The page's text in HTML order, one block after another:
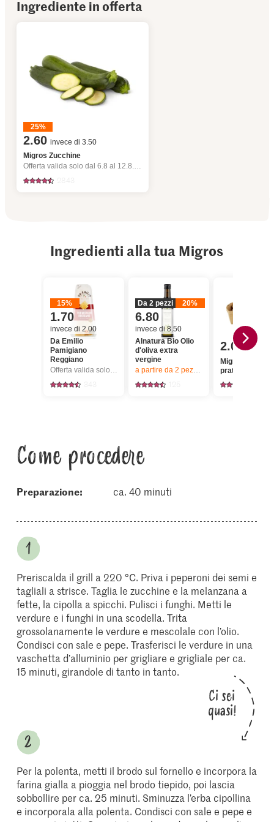
Ingrediente in offerta
25%
2.60 invece di 3.50
Migros Zucchine
Offerta valida solo dal 6.8 al 12.8.2026, fino a esaurimento dello stock.
Ingredienti alla tua Migros
15%
1.70
invece di 2.00
Da Emilio
Pamigiano
Reggiano
Offerta valida solo dal 6.8 al 12.8.2026, fino a esaurimento dello stock.
Da 2 pezzi 20%
6.80
invece di 8.50
Alnatura Bio Olio
d'oliva extra
vergine
a partire da 2 pezzi, Offerta valida solo
2.00
Migros Funghi
prataioli
Come procedere
Preparazione: ca. 40 minuti
Preriscalda il grill a 220 °C. Priva i peperoni dei semi e
tagliali a strisce. Taglia le zucchine e la melanzana a
fette, la cipolla a spicchi. Pulisci i funghi. Metti le
verdure e i funghi in una scodella. Trita
grossolanamente le verdure e mescolale con l’olio.
Condisci con sale e pepe. Trasferisci le verdure in una
vaschetta d’alluminio per grigliare e grigliale per ca.
15 minuti, girandole di tanto in tanto.
Ci sei
quasi!
Per la polenta, metti il brodo sul fornello e incorpora la
farina gialla a pioggia nel brodo tiepido, poi lascia
sobbollire per ca. 25 minuti. Sminuzza l’erba cipollina
e incorporala alla polenta. Condisci con sale e pepe e